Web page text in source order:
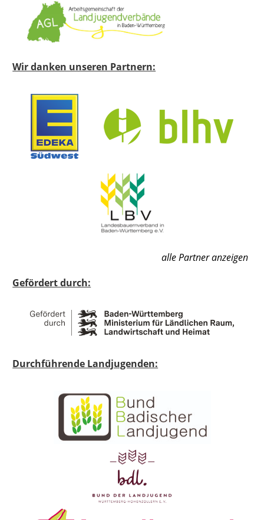
Wir danken unseren Partnern:
alle Partner anzeigen
Gefördert durch:
Durchführende Landjugenden: